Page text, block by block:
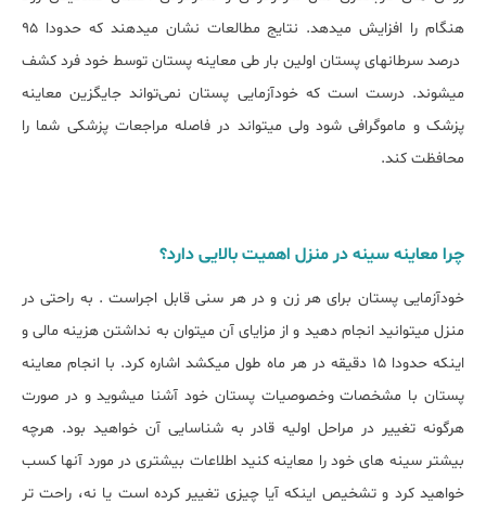
هنگام را افزایش میدهد. نتایج مطالعات نشان میدهند که حدودا 95
درصد سرطان‎های پستان اولین بار طی معاینه پستان توسط خود فرد کشف
می‎شوند. درست است که خودآزمایی پستان نمی‌تواند جایگزین معاینه
پزشک و ماموگرافی شود ولی میتواند در فاصله مراجعات پزشکی شما را
محافظت کند.
چرا معاینه سینه در منزل اهمیت بالایی دارد؟
خودآزمایی پستان برای هر زن و در هر سنی قابل اجراست . به راحتی در
منزل میتوانید انجام دهید و از مزایای آن میتوان به نداشتن هزینه مالی و
اینکه حدودا 15 دقیقه در هر ماه طول میکشد اشاره کرد. با انجام معاینه
پستان با مشخصات وخصوصیات پستان خود آشنا میشوید و در صورت
هرگونه تغییر در مراحل اولیه قادر به شناسایی آن خواهید بود. هرچه
بیشتر سینه های خود را معاینه کنید اطلاعات بیشتری در مورد آنها کسب
خواهید کرد و تشخیص اینکه آیا چیزی تغییر کرده است یا نه، راحت تر